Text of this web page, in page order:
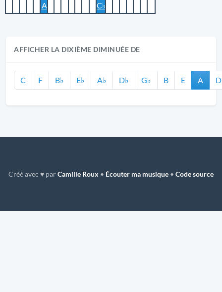
A C♭
AFFICHER LA DIXIÈME DIMINUÉE DE
C F B♭ E♭ A♭ D♭ G♭ B E A D
Créé avec ♥ parCamille Roux • Écouter ma musique • Code source